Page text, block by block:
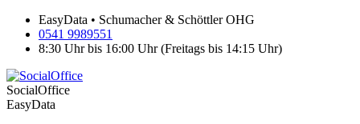
EasyData • Schumacher & Schöttler OHG
0541 9989551
8:30 Uhr bis 16:00 Uhr (Freitags bis 14:15 Uhr)
SocialOffice
EasyData